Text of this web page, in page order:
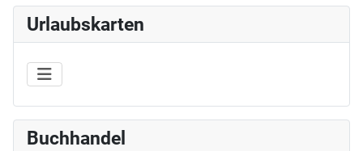
Urlaubskarten
Buchhandel